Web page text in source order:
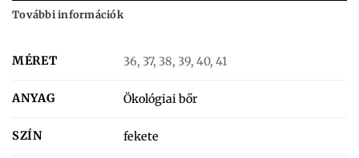
További információk
MÉRET 36, 37, 38, 39, 40, 41
ANYAG Ökológiai bőr
SZÍN fekete